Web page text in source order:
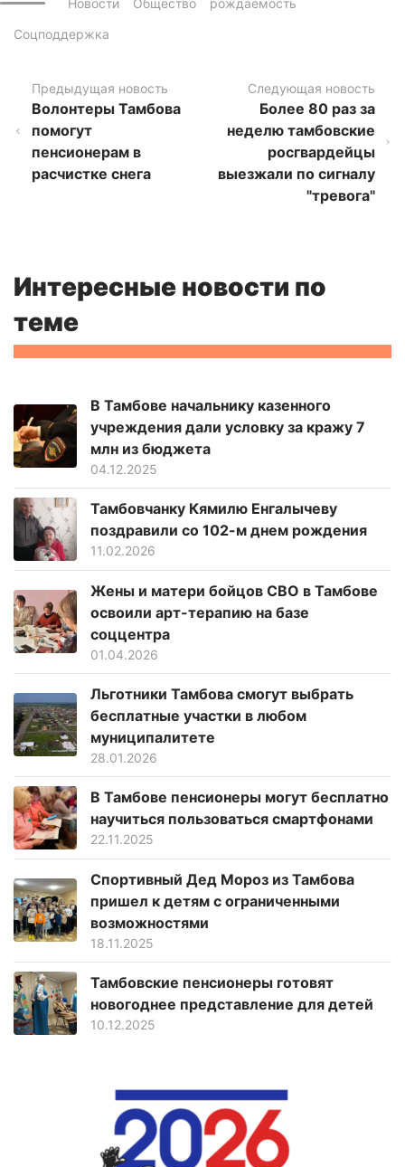
Соцподдержка
Предыдущая новость
Волонтеры Тамбова
помогут
пенсионерам в
расчистке снега
Следующая новость
Более 80 раз за
неделю тамбовские
росгвардейцы
выезжали по сигналу
"тревога"
Интересные новости по
теме
В Тамбове начальнику казенного
учреждения дали условку за кражу 7
млн из бюджета
04.12.2025
Тамбовчанку Кямилю Енгалычеву
поздравили со 102-м днем рождения
11.02.2026
Жены и матери бойцов СВО в Тамбове
освоили арт-терапию на базе
соццентра
01.04.2026
Льготники Тамбова смогут выбрать
бесплатные участки в любом
муниципалитете
28.01.2026
В Тамбове пенсионеры могут бесплатно
научиться пользоваться смартфонами
22.11.2025
Спортивный Дед Мороз из Тамбова
пришел к детям с ограниченными
возможностями
18.11.2025
Тамбовские пенсионеры готовят
новогоднее представление для детей
10.12.2025